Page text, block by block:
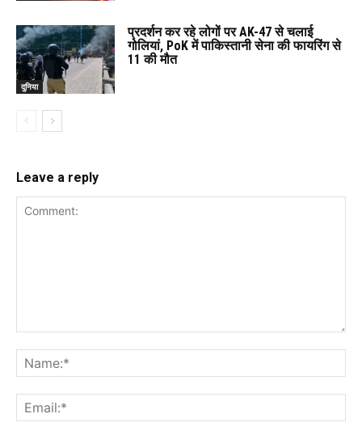
दुनिया
प्रदर्शन कर रहे लोगों पर AK-47 से चलाई
गोलियां, PoK में पाकिस्तानी सेना की फायरिंग से
11 की मौत
Leave a reply